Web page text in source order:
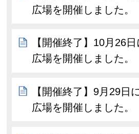
広場を開催しました。
【開催終了】10月26
広場を開催しました。
【開催終了】9月29日
広場を開催しました。